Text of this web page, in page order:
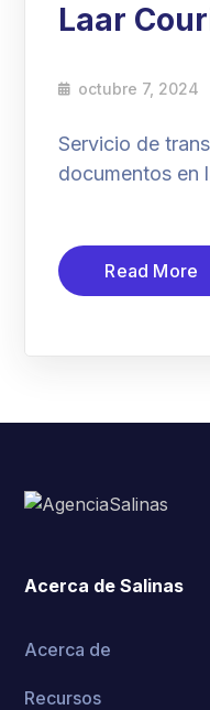
Laar
octubre 7, 2024
Servicio de
documentos en
Read More
Acerca de Salinas
Acerca de
Recursos